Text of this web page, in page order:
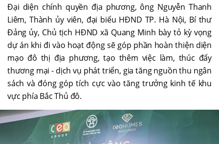
Đại diện chính quyền địa phương, ông Nguyễn Thanh
Liêm, Thành ủy viên, đại biểu HĐND TP. Hà Nội, Bí thư
Đảng ủy, Chủ tịch HĐND xã Quang Minh bày tỏ kỳ vọng
dự án khi đi vào hoạt động sẽ góp phần hoàn thiện diện
mạo đô thị địa phương, tạo thêm việc làm, thúc đẩy
thương mại - dịch vụ phát triển, gia tăng nguồn thu ngân
sách và đóng góp tích cực vào tăng trưởng kinh tế khu
vực phía Bắc Thủ đô.